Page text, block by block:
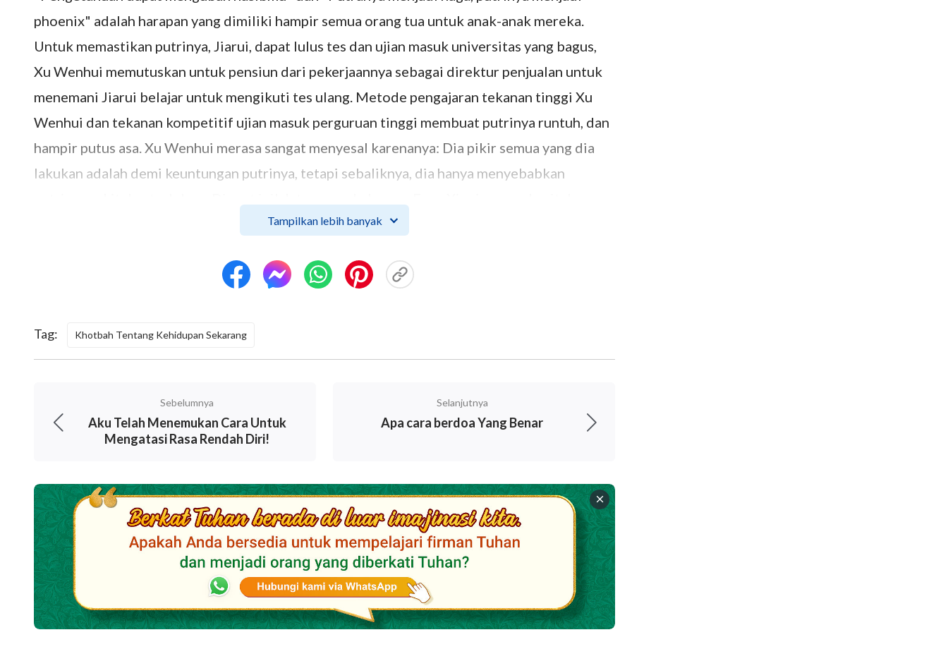
phoenix" adalah harapan yang dimiliki hampir semua orang tua untuk anak-anak mereka.
Untuk memastikan putrinya, Jiarui, dapat lulus tes dan ujian masuk universitas yang bagus,
Xu Wenhui memutuskan untuk pensiun dari pekerjaannya sebagai direktur penjualan untuk
menemani Jiarui belajar untuk mengikuti tes ulang. Metode pengajaran tekanan tinggi Xu
Wenhui dan tekanan kompetitif ujian masuk perguruan tinggi membuat putrinya runtuh, dan
hampir putus asa. Xu Wenhui merasa sangat menyesal karenanya: Dia pikir semua yang dia
lakukan adalah demi keuntungan putrinya, tetapi sebaliknya, dia hanya menyebabkan
Tuhan kepadanya. Dengan membacafirman Tuhan, Xu Wenhui akhirnya memahami
melukai dirinya sendiri dan anaknya, dan memahami bagaimana mendidik putrinya dengan
Tampilkan lebih banyak
Tag: Khotbah Tentang Kehidupan Sekarang
Sebelumnya
Aku Telah Menemukan Cara Untuk
Mengatasi Rasa Rendah Diri!
Selanjutnya
Apa cara berdoa Yang Benar